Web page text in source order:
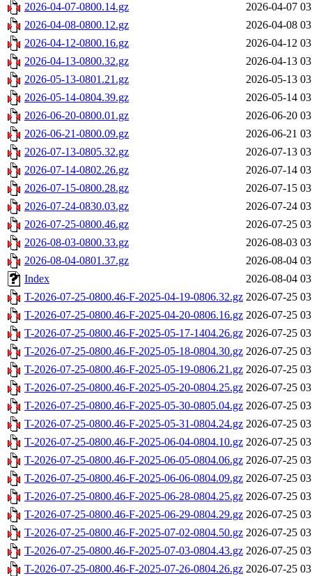
2026-04-07-0800.14.gz
2026-04-07
2026-04-08-0800.12.gz
2026-04-08
2026-04-12-0800.16.gz
2026-04-12
2026-04-13-0800.32.gz
2026-04-13
2026-05-13-0801.21.gz
2026-05-13
2026-05-14-0804.39.gz
2026-05-14
2026-06-20-0800.01.gz
2026-06-20
2026-06-21-0800.09.gz
2026-06-21
2026-07-13-0805.32.gz
2026-07-13
2026-07-14-0802.26.gz
2026-07-14
2026-07-15-0800.28.gz
2026-07-15
2026-07-24-0830.03.gz
2026-07-24
2026-07-25-0800.46.gz
2026-07-25
2026-08-03-0800.33.gz
2026-08-03
2026-08-04-0801.37.gz
2026-08-04
Index
2026-08-04
T-2026-07-25-0800.46-F-2025-04-19-0806.32.gz 2026-07-25
T-2026-07-25-0800.46-F-2025-04-20-0806.16.gz 2026-07-25
T-2026-07-25-0800.46-F-2025-05-17-1404.26.gz 2026-07-25
T-2026-07-25-0800.46-F-2025-05-18-0804.30.gz 2026-07-25
T-2026-07-25-0800.46-F-2025-05-19-0806.21.gz 2026-07-25
T-2026-07-25-0800.46-F-2025-05-20-0804.25.gz 2026-07-25
T-2026-07-25-0800.46-F-2025-05-30-0805.04.gz 2026-07-25
T-2026-07-25-0800.46-F-2025-05-31-0804.24.gz 2026-07-25
T-2026-07-25-0800.46-F-2025-06-04-0804.10.gz 2026-07-25
T-2026-07-25-0800.46-F-2025-06-05-0804.06.gz 2026-07-25
T-2026-07-25-0800.46-F-2025-06-06-0804.09.gz 2026-07-25
T-2026-07-25-0800.46-F-2025-06-28-0804.25.gz 2026-07-25
T-2026-07-25-0800.46-F-2025-06-29-0804.29.gz 2026-07-25
T-2026-07-25-0800.46-F-2025-07-02-0804.50.gz 2026-07-25
T-2026-07-25-0800.46-F-2025-07-03-0804.43.gz 2026-07-25
T-2026-07-25-0800.46-F-2025-07-26-0804.26.gz 2026-07-25